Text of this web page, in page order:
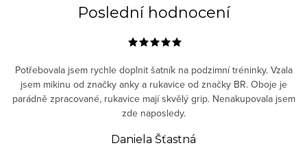
Poslední hodnocení
Potřebovala jsem rychle doplnit šatník na podzimní tréninky. Vzala
jsem mikinu od značky anky a rukavice od značky BR. Oboje je
parádně zpracované, rukavice mají skvělý grip. Nenakupovala jsem
zde naposledy.
Daniela Šťastná